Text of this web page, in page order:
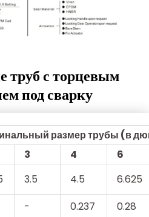
труб с торцевым
под сварку
размер трубы (в
3 4
6
3.5 4.5
6.625
- 0.237
0.28